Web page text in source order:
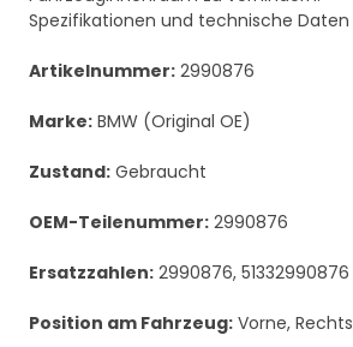
Spezifikationen und technische Daten
Artikelnummer: 2990876
Marke: BMW (Original OE)
Zustand: Gebraucht
OEM-Teilenummer: 2990876
Ersatzzahlen: 2990876, 51332990876
Position am Fahrzeug: Vorne, Rechts